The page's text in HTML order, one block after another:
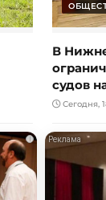
В
судов
Сегодня,
i